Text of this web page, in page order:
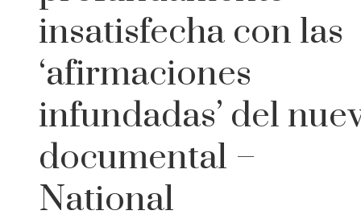
insatisfecha con las
‘afirmaciones
infundadas’ del
documental –
National